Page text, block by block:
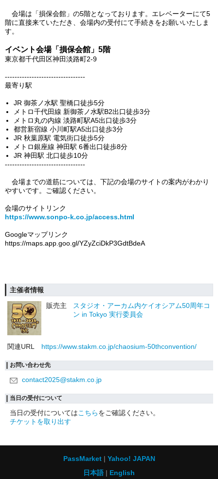
会場は「損保会館」の5階となっております。エレベーターにて5
階に直接来ていただき、会場内の受付にて手続きをお願いいたしま
す。
イベント会場「損保会館」5階
東京都千代田区神田淡路町2-9
---------------------------------
最寄り駅
JR 御茶ノ水駅 聖橋口徒歩5分
メトロ千代田線 新御茶ノ水駅B2出口徒歩3分
メトロ丸の内線 淡路町駅A5出口徒歩3分
都営新宿線 小川町駅A5出口徒歩3分
JR 秋葉原駅 電気街口徒歩5分
メトロ銀座線 神田駅 6番出口徒歩8分
JR 神田駅 北口徒歩10分
---------------------------------
会場までの道筋については、下記の会場のサイトの案内がわかり
やすいです。ご確認ください。
会場のサイトリンク
https://www.sonpo-k.co.jp/access.html
Googleマップリンク
https://maps.app.goo.gl/YZyZciDkP3GdtBdeA
主催者情報
販売主
スタジオ・アーカム内ケイオシアム50周年コ
ン in Tokyo 実行委員会
関連URL https://www.stakm.co.jp/chaosium-50thconvention/
お問い合わせ先
contact2025@stakm.co.jp
当日の受付について
当日の受付についてはこちらをご確認ください。
チケットを取り出す
PassMarket
Yahoo! JAPAN
日本語
English